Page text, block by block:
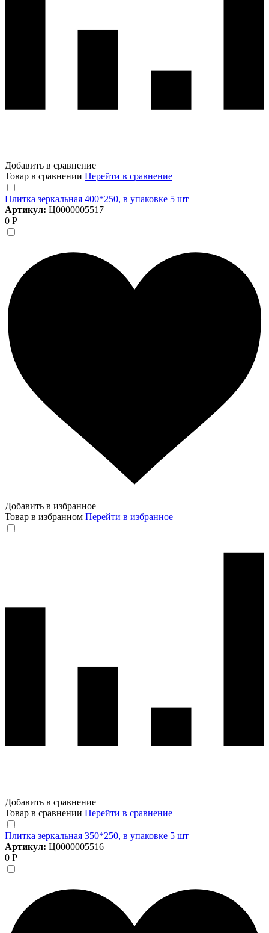
Добавить в сравнение
Товар в сравнении Перейти в сравнение
Плитка зеркальная 400*250, в упаковке 5 шт
Артикул: Ц0000005517
0 Р
Добавить в избранное
Товар в избранном Перейти в избранное
Добавить в сравнение
Товар в сравнении Перейти в сравнение
Плитка зеркальная 350*250, в упаковке 5 шт
Артикул: Ц0000005516
0 Р